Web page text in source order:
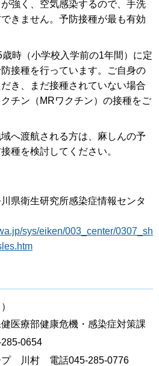
強く、空気感染するので、手洗
きません。予防接種が最も有効
時（小学校入学前の1年間）に定
接種を行っています。ご自身の
き、まだ接種されていない場合
チン（MRワクチン）の接種をご
へ渡航される方は、麻しんの予
種を検討してください。
県衛生研究所感染症情報センタ
sys/eiken/003_center/0307_sh
医療部健康危機・感染症対策課
0654
プ 川村 電話045-285-0776